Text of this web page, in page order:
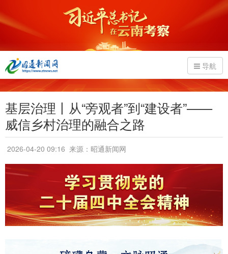
导航
基层治理丨从“旁观者”到“建设者”——
威信乡村治理的融合之路
2026-04-20 09:16 来源：昭通新闻网